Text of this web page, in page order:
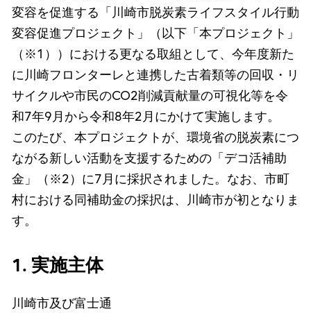
変容を促進する「川崎市脱炭素ライフスタイル行動
変容促進プロジェクト」（以下「本プロジェクト」
（※1））における更なる取組として、今年度新た
に川崎フロンターレと連携した古着類等の回収・リ
サイクルや市民のCO2削減貢献量の可視化等を令
和7年9月から令和8年2月にかけて実施します。
このたび、本プロジェクトが、環境省の脱炭素につ
ながる新しい活動を支援するための「デコ活補助
金」（※2）に7月に採択されました。なお、市町
村における同補助金の採択は、川崎市が初となりま
す。
1. 実施主体
川崎市及び富士通